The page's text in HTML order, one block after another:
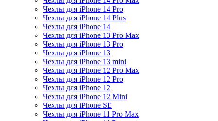
Чехлы для iPhone 14 Pro
Чехлы для iPhone 14 Plus
Чехлы для iPhone 14
Чехлы для iPhone 13 Pro Max
Чехлы для iPhone 13 Pro
Чехлы для iPhone 13
Чехлы для iPhone 13 mini
Чехлы для iPhone 12 Pro Max
Чехлы для iPhone 12 Pro
Чехлы для iPhone 12
Чехлы для iPhone 12 Mini
Чехлы для iPhone SE
Чехлы для iPhone 11 Pro Max